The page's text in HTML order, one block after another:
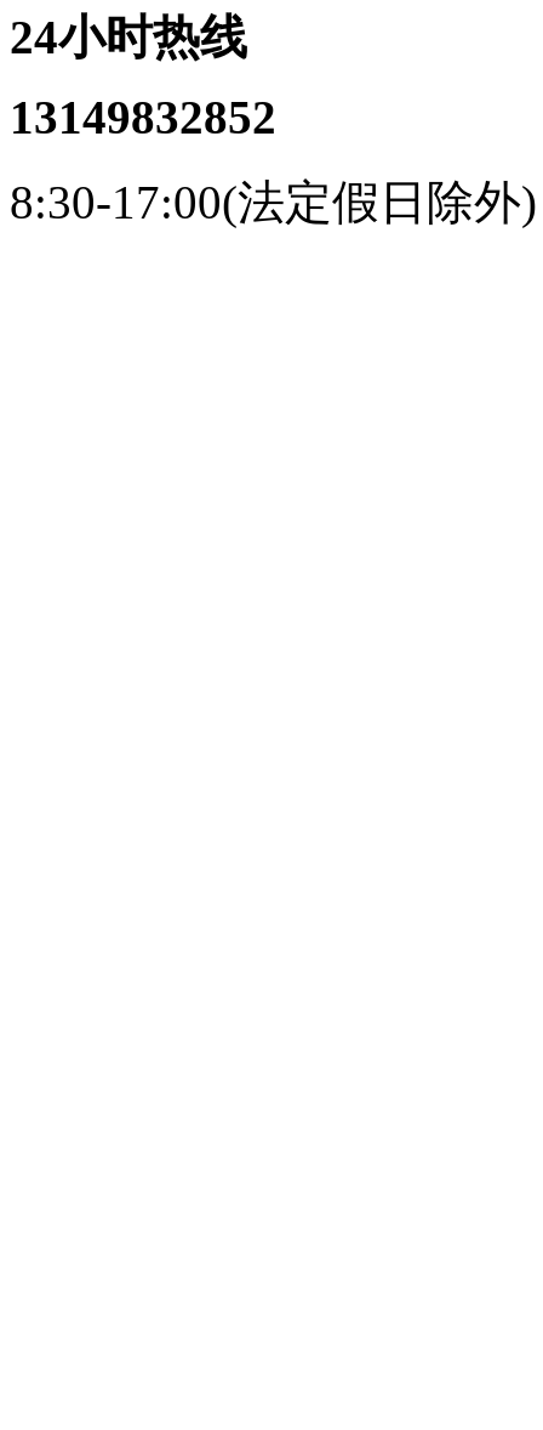
24小时热线
13149832852
8:30-17:00(法定假日除外)